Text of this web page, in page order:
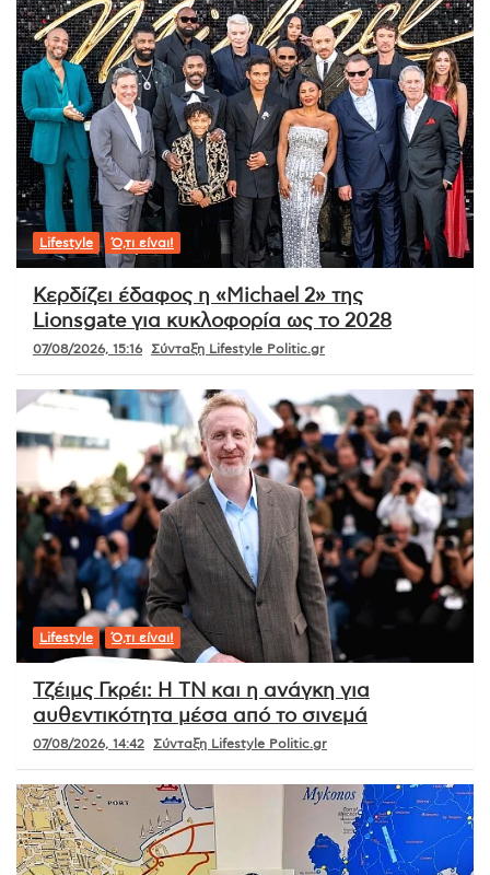
Lifestyle Ό,τι είναι!
Κερδίζει έδαφος η «Michael 2» της
Lionsgate για κυκλοφορία ως το 2028
07/08/2026, 15:16 Σύνταξη Lifestyle Politic.gr
Lifestyle Ό,τι είναι!
Τζέιμς Γκρέι: Η ΤΝ και η ανάγκη για
αυθεντικότητα μέσα από το σινεμά
07/08/2026, 14:42 Σύνταξη Lifestyle Politic.gr